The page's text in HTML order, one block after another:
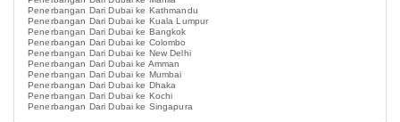
Penerbangan Dari Dubai ke Kathmandu
Penerbangan Dari Dubai ke Kuala Lumpur
Penerbangan Dari Dubai ke Bangkok
Penerbangan Dari Dubai ke Colombo
Penerbangan Dari Dubai ke New Delhi
Penerbangan Dari Dubai ke Amman
Penerbangan Dari Dubai ke Mumbai
Penerbangan Dari Dubai ke Dhaka
Penerbangan Dari Dubai ke Kochi
Penerbangan Dari Dubai ke Singapura